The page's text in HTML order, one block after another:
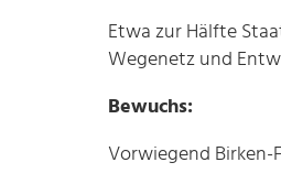
Etwa zur Hälfte
Wegenetz und
Bewuchs:
Vorwiegend